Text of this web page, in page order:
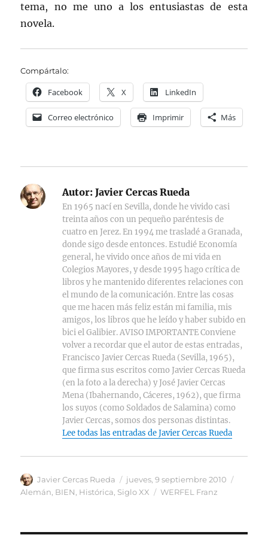
tema, no me uno a los entusiastas de esta
novela.
Compártalo:
Facebook X LinkedIn
Correo electrónico Imprimir Más
Autor: Javier Cercas Rueda
En 1965 nací en Sevilla, donde he vivido casi
treinta años con un pequeño paréntesis de
cuatro en Jerez. En 1994 me trasladé a Granada,
donde sigo desde entonces. Estudié Economía
general, he vivido once años de mi vida en
Colegios Mayores, y desde 1995 hago crítica de
libros y he mantenido diferentes relaciones con
el mundo de la comunicación. Entre las cosas
que me hacen más feliz están mi familia, mis
amigos, los libros que he leído y haber subido en
bici el Galibier. AVISO IMPORTANTE Conviene
volver a recordar que el autor de estas entradas,
Francisco Javier Cercas Rueda (Sevilla, 1965),
que firma sus escritos como Javier Cercas Rueda
(en la foto a la derecha) y José Javier Cercas
Mena (Ibahernando, Cáceres, 1962), que firma
los suyos (como Soldados de Salamina) como
Javier Cercas, somos dos personas distintas.
Lee todas las entradas de Javier Cercas Rueda
Autor
Javier Cercas Rueda
Publicado
el
jueves, 9 septiembre 2010
Alemán BIEN Histórica Siglo XX Etiquetas
WERFEL Franz